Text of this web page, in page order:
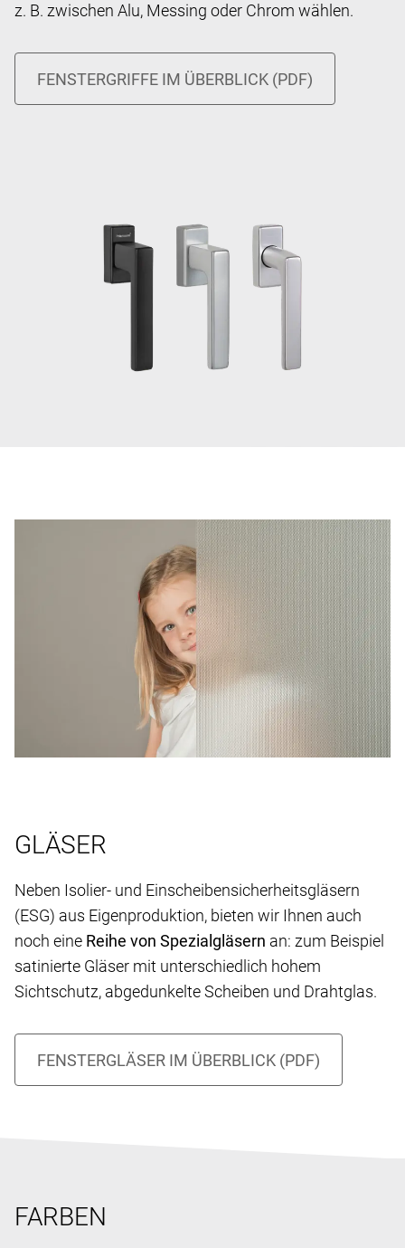
z. B. zwischen Alu, Messing oder Chrom wählen.
GLÄSER
Neben Isolier- und Einscheibensicherheitsgläsern
(ESG) aus Eigenproduktion, bieten wir Ihnen auch
noch eine Reihe von Spezialgläsern an: zum Beispiel
satinierte Gläser mit unterschiedlich hohem
Sichtschutz, abgedunkelte Scheiben und Drahtglas.
FARBEN